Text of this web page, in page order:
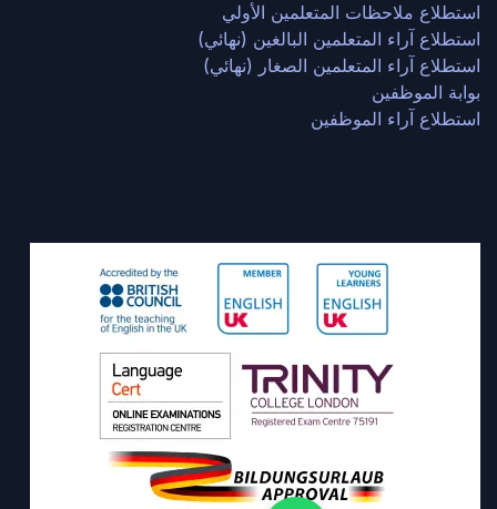
استطلاع ملاحظات المتعلمين الأولي
استطلاع آراء المتعلمين البالغين (نهائي)
استطلاع آراء المتعلمين الصغار (نهائي)
بوابة الموظفين
استطلاع آراء الموظفين